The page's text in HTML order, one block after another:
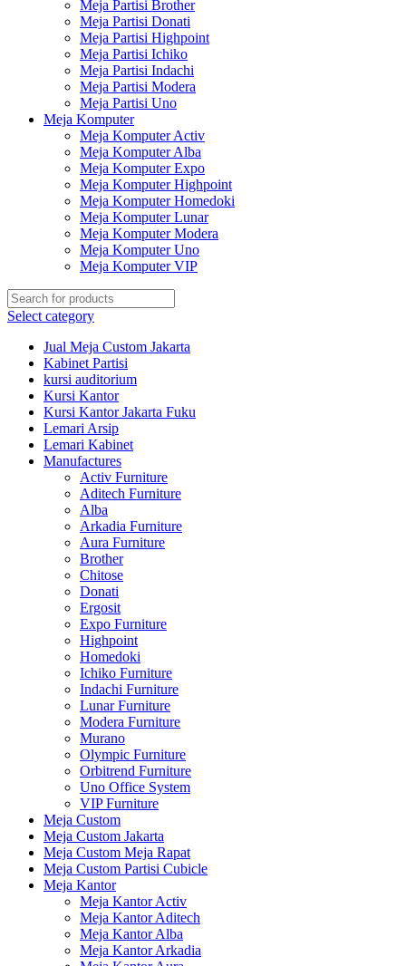
Meja Partisi Brother
Meja Partisi Donati
Meja Partisi Highpoint
Meja Partisi Ichiko
Meja Partisi Indachi
Meja Partisi Modera
Meja Partisi Uno
Meja Komputer
Meja Komputer Activ
Meja Komputer Alba
Meja Komputer Expo
Meja Komputer Highpoint
Meja Komputer Homedoki
Meja Komputer Lunar
Meja Komputer Modera
Meja Komputer Uno
Meja Komputer VIP
Select category
Jual Meja Custom Jakarta
Kabinet Partisi
kursi auditorium
Kursi Kantor
Kursi Kantor Jakarta Fuku
Lemari Arsip
Lemari Kabinet
Manufactures
Activ Furniture
Aditech Furniture
Alba
Arkadia Furniture
Aura Furniture
Brother
Chitose
Donati
Ergosit
Expo Furniture
Highpoint
Homedoki
Ichiko Furniture
Indachi Furniture
Lunar Furniture
Modera Furniture
Murano
Olympic Furniture
Orbitrend Furniture
Uno Office System
VIP Furniture
Meja Custom
Meja Custom Jakarta
Meja Custom Meja Rapat
Meja Custom Partisi Cubicle
Meja Kantor
Meja Kantor Activ
Meja Kantor Aditech
Meja Kantor Alba
Meja Kantor Arkadia